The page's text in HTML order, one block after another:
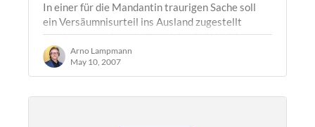
In einer für die Mandantin traurigen Sache soll
ein Versäumnisurteil ins Ausland zugestellt
werden - seit einem halben Jahr. Auf Nachfrage
schreibt uns das Gericht:"[...]…
Arno Lampmann
May 10, 2007